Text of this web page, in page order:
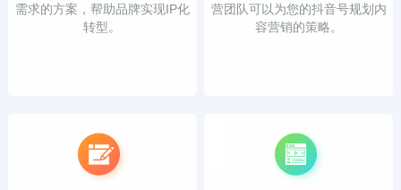
需求的方案，帮助品牌实现IP化
转型。
营团队可以为您的抖音号规划内
容营销的策略。